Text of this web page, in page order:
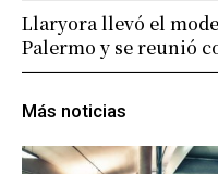
Más noticias
Llaryora llevó el
Palermo y se reunió